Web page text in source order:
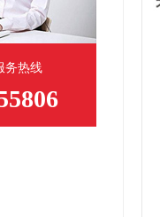
务热线